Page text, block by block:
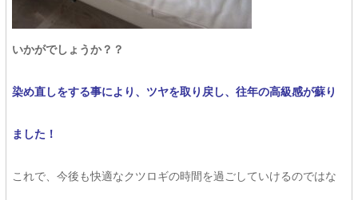
いかがでしょうか？？
染め直しをする事により、ツヤを取り戻し、往年の高級感が蘇り
ました！
これで、今後も快適なクツロギの時間を過ごしていけるのではな